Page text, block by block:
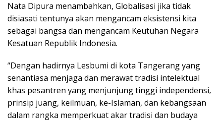
Nata Dipura menambahkan, Globalisasi jika tidak
disiasati tentunya akan mengancam eksistensi kita
sebagai bangsa dan mengancam Keutuhan Negara
Kesatuan Republik Indonesia.
“Dengan hadirnya Lesbumi di kota Tangerang yang
senantiasa menjaga dan merawat tradisi intelektual
khas pesantren yang menjunjung tinggi independensi,
prinsip juang, keilmuan, ke-Islaman, dan kebangsaan
dalam rangka memperkuat akar tradisi dan budaya